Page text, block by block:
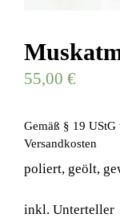
55,00 €
Gemäß § 19
Versandkosten
poliert, geölt,
inkl. Unterteller